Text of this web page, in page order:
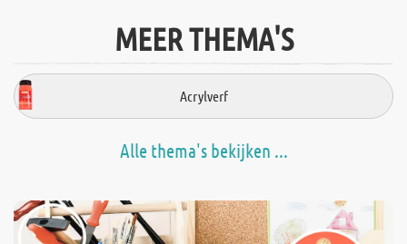
MEER THEMA'S
Acrylverf
Alle thema's bekijken ...